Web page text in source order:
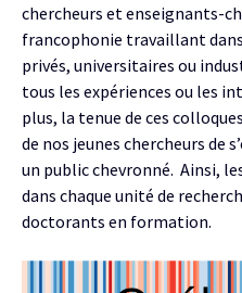
chercheurs et enseignants-
francophonie travaillant
privés, universitaires ou
tous les expériences ou les
plus, la tenue de ces
de nos jeunes chercheurs de
un public chevronné. Ainsi,
dans chaque unité de
doctorants en formation.